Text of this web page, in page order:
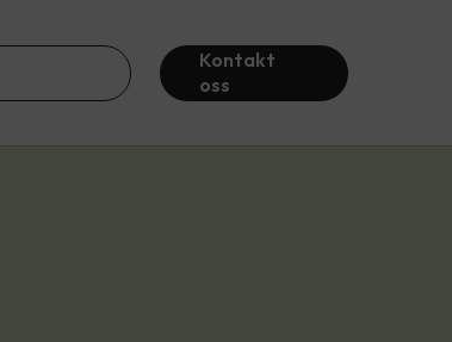
Kontakt
oss